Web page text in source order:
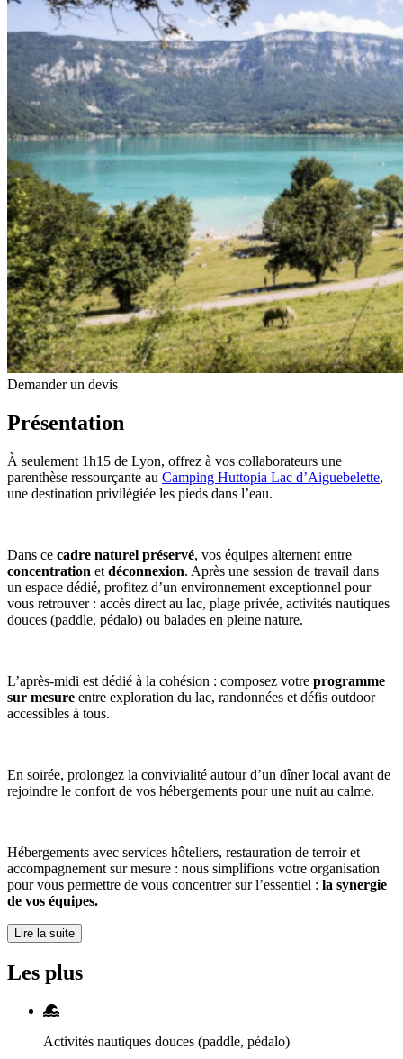
Demander un devis
Présentation
À seulement 1h15 de Lyon, offrez à vos collaborateurs une
parenthèse ressourçante au Camping Huttopia Lac d’Aiguebelette,
une destination privilégiée les pieds dans l’eau.
Dans ce cadre naturel préservé, vos équipes alternent entre
concentration et déconnexion. Après une session de travail dans
un espace dédié, profitez d’un environnement exceptionnel pour
vous retrouver : accès direct au lac, plage privée, activités nautiques
douces (paddle, pédalo) ou balades en pleine nature.
L’après-midi est dédié à la cohésion : composez votre programme
sur mesure entre exploration du lac, randonnées et défis outdoor
accessibles à tous.
En soirée, prolongez la convivialité autour d’un dîner local avant de
rejoindre le confort de vos hébergements pour une nuit au calme.
Hébergements avec services hôteliers, restauration de terroir et
accompagnement sur mesure : nous simplifions votre organisation
pour vous permettre de vous concentrer sur l’essentiel : la synergie
de vos équipes.
Lire la suite
Les plus
Activités nautiques douces (paddle, pédalo)